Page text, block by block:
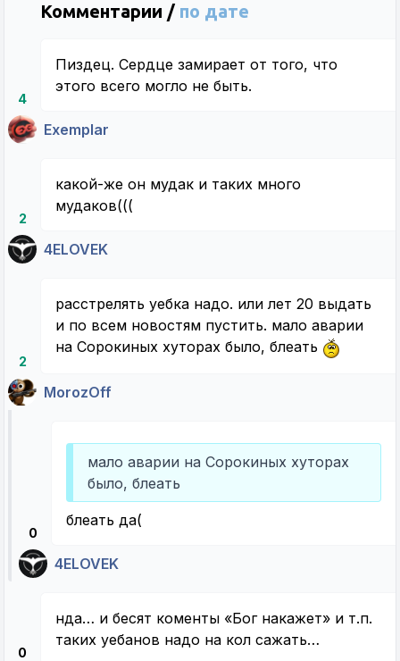
Комментарии / по дате
4
Пиздец. Сердце замирает от того, что
этого всего могло не быть.
Exemplar
2
какой-же он мудак и таких много
мудаков(((
4ELOVEK
2
расстрелять уебка надо. или лет 20 выдать
и по всем новостям пустить. мало аварии
на Сорокиных хуторах было, блеать
MorozOff
0
мало аварии на Сорокиных хуторах
было, блеать
блеать да(
4ELOVEK
0
нда… и бесят коменты «Бог накажет» и т.п.
таких уебанов надо на кол сажать…